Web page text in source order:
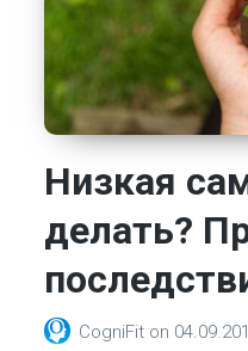
Низкая
делать?
CogniFit on